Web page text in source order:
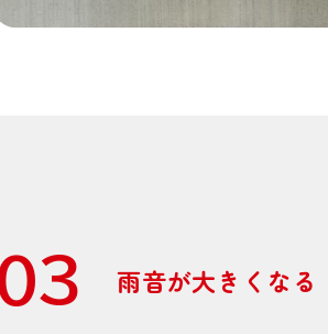
雨音が大きくなる